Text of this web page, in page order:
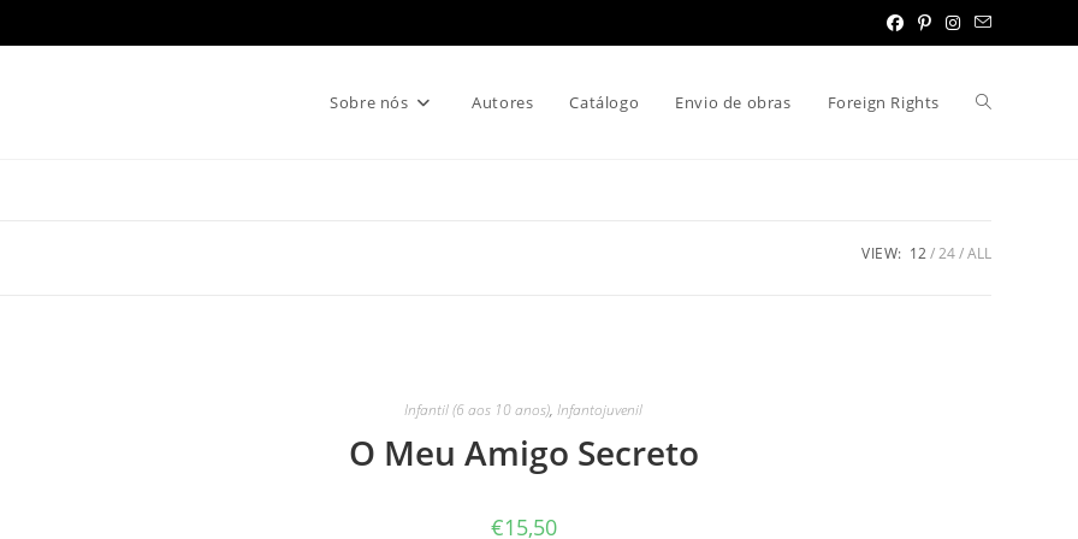
Sobre nós Autores Catálogo Envio de obras Foreign Rights Toggle
VIEW: 12 24 ALL
Infantil (6 aos 10 anos),Infantojuvenil
O Meu Amigo Secreto
€15,50